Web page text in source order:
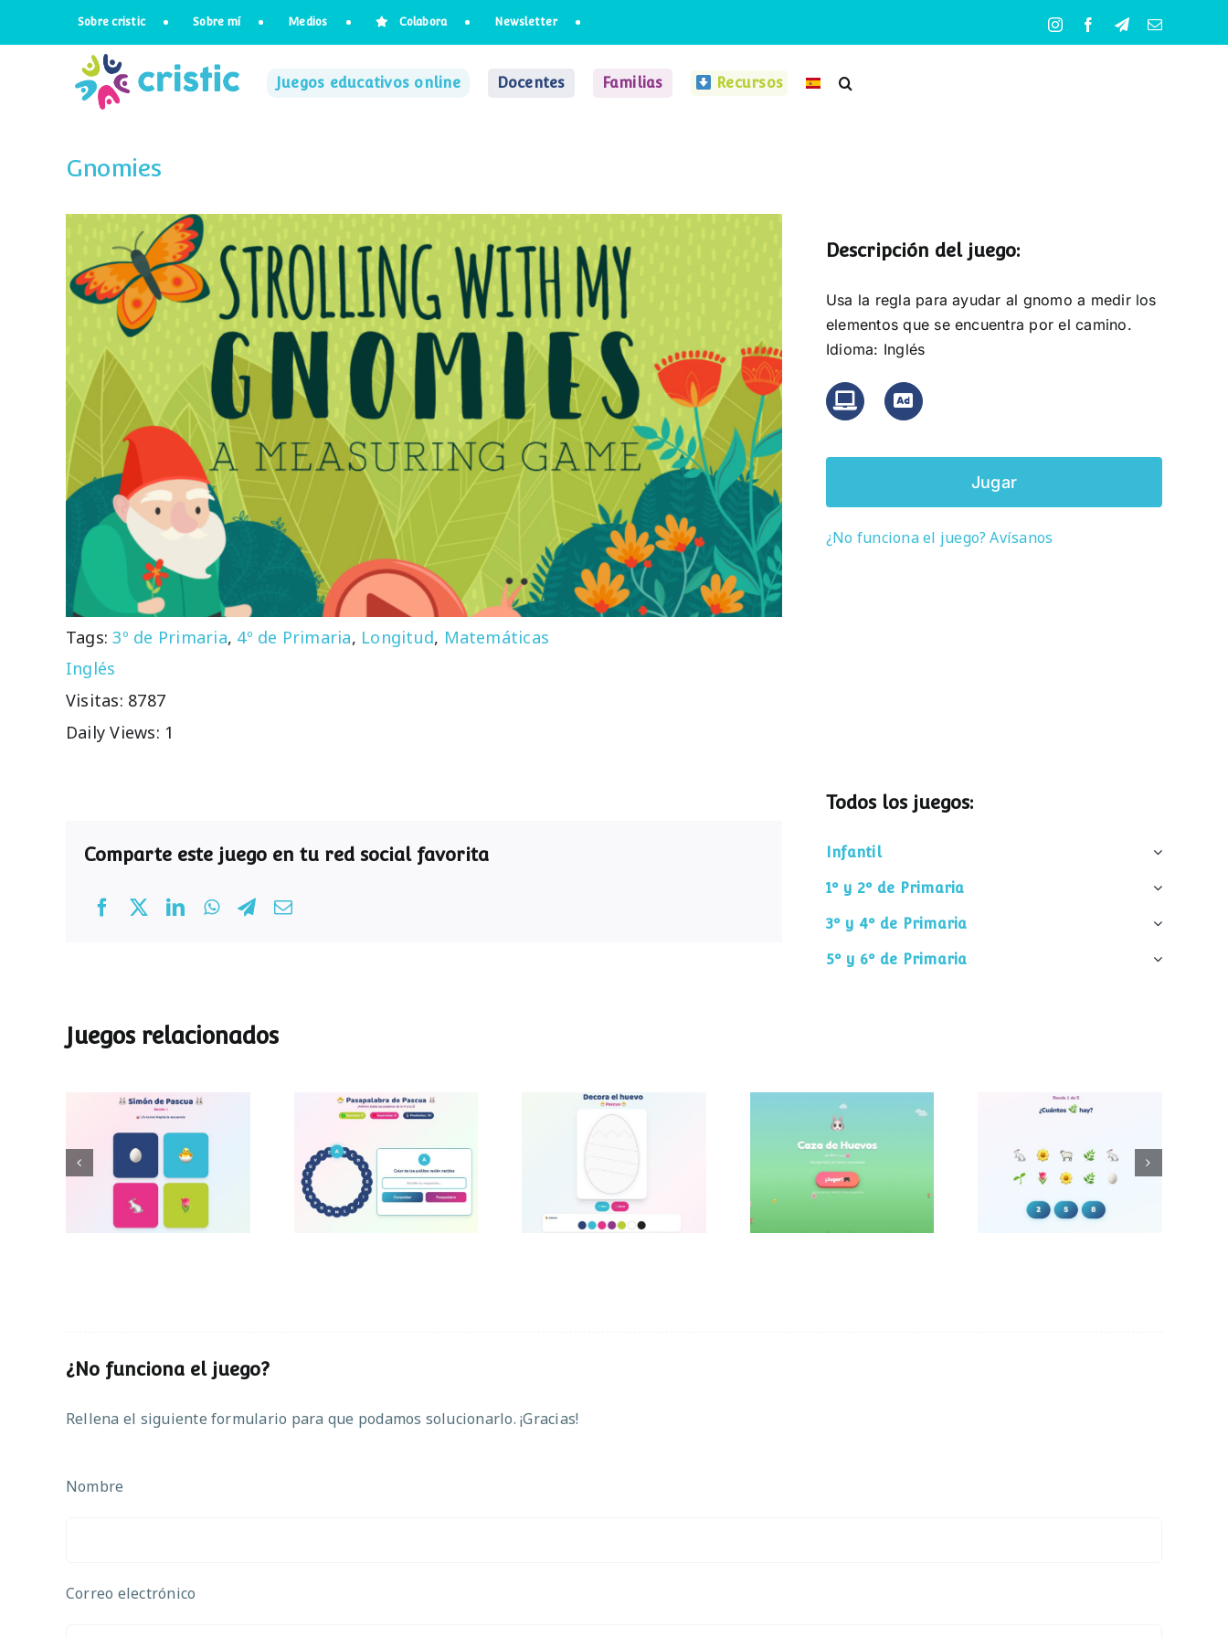
Sobre cristic Sobre mí Medios Colabora Newsletter InstagramFacebookTelegramCorreo
Juegos educativos online Docentes Familias Recursos
Gnomies
Tags:3º de Primaria, 4º de Primaria, Longitud, Matemáticas
Inglés
Visitas: 8787
Daily Views: 1
Descripción del juego:
Usa la regla para ayudar al gnomo a medir los
elementos que se encuentra por el camino.
Idioma: Inglés
Jugar
¿No funciona el juego? Avísanos
Comparte este juego en tu red social favorita
Todos los juegos:
Infantil
1º y 2º de Primaria
3º y 4º de Primaria
5º y 6º de Primaria
Juegos relacionados
Simon de Pascua
Pasapalabra de
Pascua
Decora el huevo de
Pascua
Caza de huevos
¿Cuántos
elementos hay?
¿No funciona el juego?
Rellena el siguiente formulario para que podamos solucionarlo. ¡Gracias!
Nombre
Correo electrónico